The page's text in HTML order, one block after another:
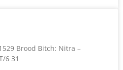
Brood Bitch: Nitra –
6 31